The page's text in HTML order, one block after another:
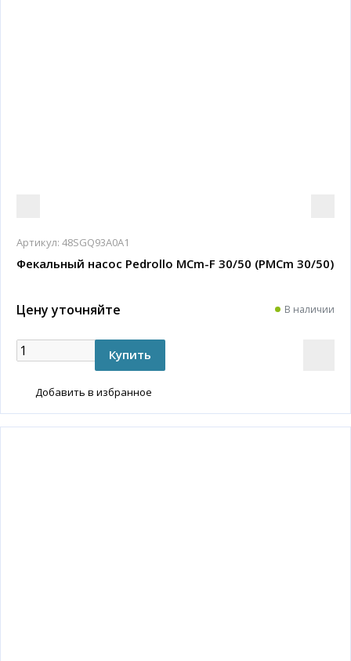
Артикул: 48SGQ93A0A1
Фекальный насос Pedrollo MCm-F 30/50 (PMCm 30/50)
Цену уточняйте В наличии
Добавить в избранное